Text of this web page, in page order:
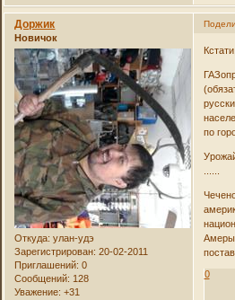
Доржик
Новичок
Откуда: улан-удэ
Зарегистрирован: 20-02-2011
Приглашений: 0
Сообщений: 128
Уважение: +31
по
Амеры
0